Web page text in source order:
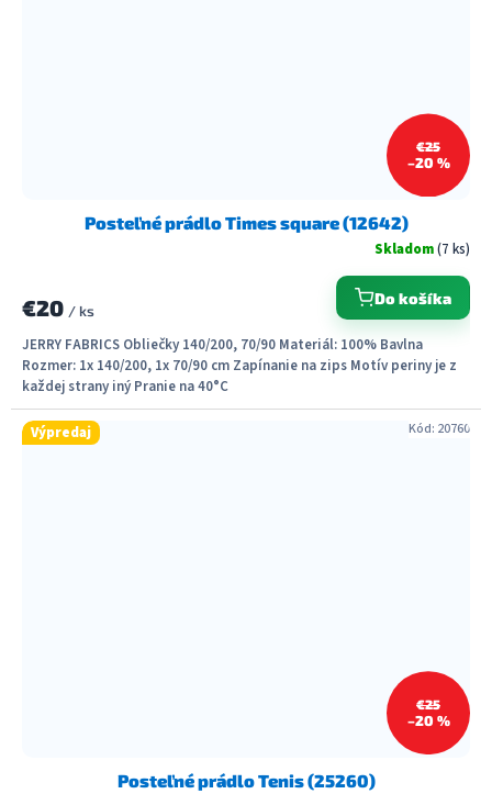
€25
–20 %
Posteľné prádlo Times square (12642)
Skladom(7 ks)
€20 / ks
Do košíka
JERRY FABRICS Obliečky 140/200, 70/90 Materiál: 100% Bavlna
Rozmer: 1x 140/200, 1x 70/90 cm Zapínanie na zips Motív periny je z
každej strany iný Pranie na 40°C
Výpredaj
€25
–20 %
Posteľné prádlo Tenis (25260)
Kód: 20760